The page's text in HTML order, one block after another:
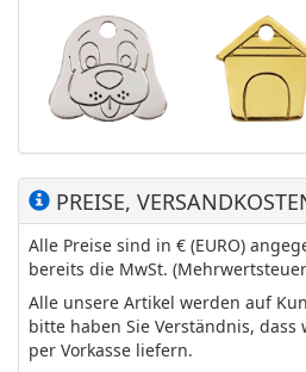
PREISE,
Alle Preise sind in € (EURO)
bereits die MwSt.
Alle unsere Artikel werden auf
bitte haben Sie Verständnis,
per Vorkasse liefern.